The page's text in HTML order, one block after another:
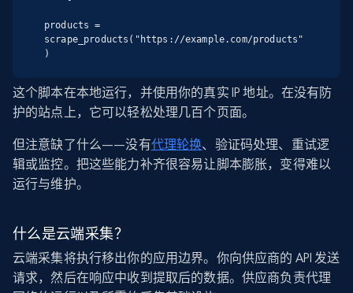
products =
scrape_products("https://example.com/products"
)
这个脚本在本地运行，并使用你的真实 IP 地址。在没有防
护的站点上，它可以轻松处理几百个页面。
但注意缺了什么——没有代理轮换、验证码处理、重试逻
辑或监控。把这些能力补齐很容易让脚本膨胀，变得难以
运行与维护。
什么是云端采集？
云端采集将执行移出你的应用边界。你向供应商的 API 发送
请求，然后在响应中收到提取后的数据。供应商负责代理